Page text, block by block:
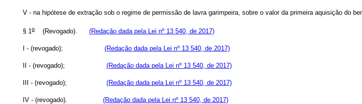
V - na hipótese de extração sob o regime de permissão de lavra garimpeira, sobre o valor da primeira aquisição
§ 1o (Revogado). (Redação dada pela Lei nº 13 540, de 2017)
I - (revogado); (Redação dada pela Lei nº 13 540, de 2017)
II - (revogado); (Redação dada pela Lei nº 13 540, de 2017)
III - (revogado); (Redação dada pela Lei nº 13 540, de 2017)
IV - (revogado). (Redação dada pela Lei nº 13 540, de 2017)